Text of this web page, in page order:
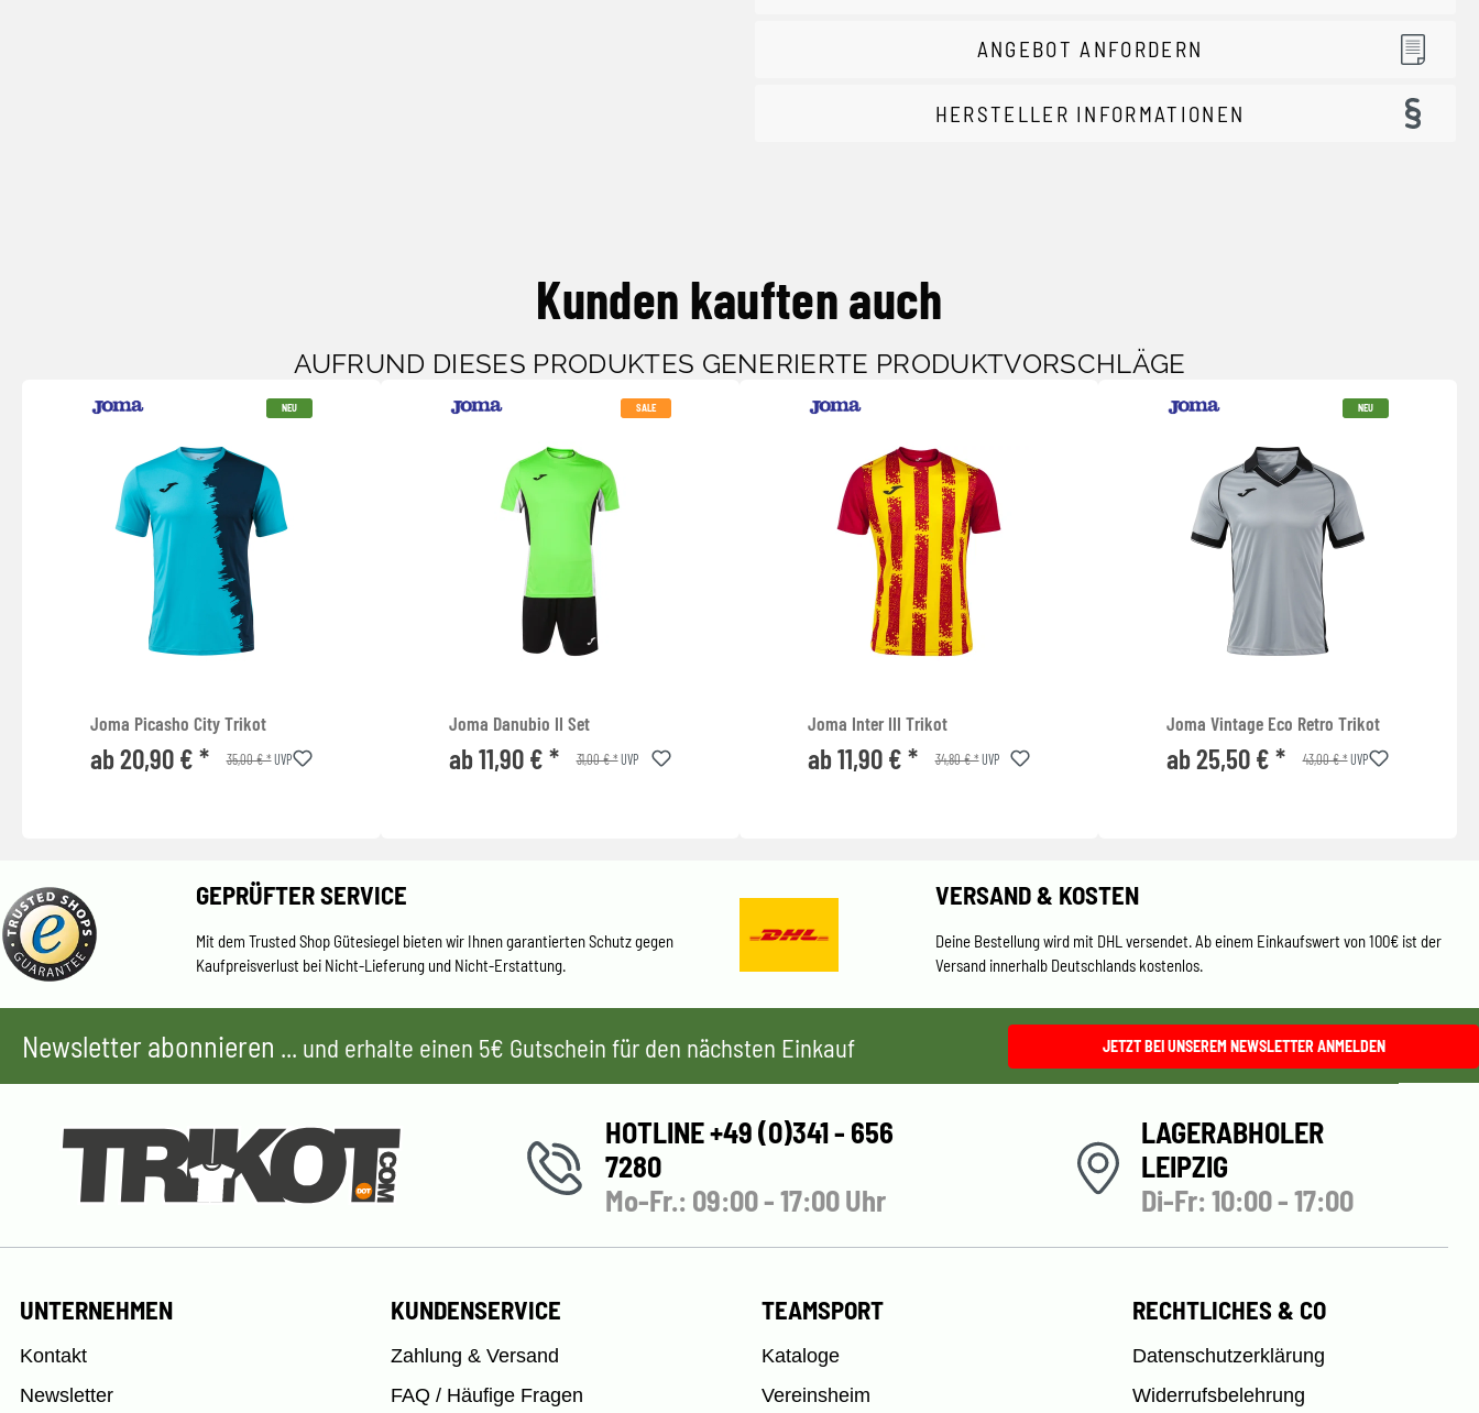
ANGEBOT ANFORDERN
HERSTELLER INFORMATIONEN
Kunden kauften auch
AUFRUND DIESES PRODUKTES GENERIERTE PRODUKTVORSCHLÄGE
NEU
Joma Picasho City Trikot
ab 20,90 € * 35,00 € *UVP
SALE
Joma Danubio II Set
ab 11,90 € * 31,00 € *UVP
Joma Inter III Trikot
ab 11,90 € * 34,80 € *UVP
NEU
Joma Vintage Eco Retro Trikot
ab 25,50 € * 43,00 € *UVP
GEPRÜFTER SERVICE
Mit dem Trusted Shop Gütesiegel bieten wir Ihnen garantierten Schutz gegen
Kaufpreisverlust bei Nicht-Lieferung und Nicht-Erstattung.
VERSAND & KOSTEN
Deine Bestellung wird mit DHL versendet. Ab einem Einkaufswert von 100€ ist der
Versand innerhalb Deutschlands kostenlos.
Newsletter abonnieren ... und erhalte einen 5€ Gutschein für den nächsten Einkauf JETZT BEI UNSEREM NEWSLETTER ANMELDEN
HOTLINE +49 (0)341 - 656
7280
Mo-Fr.: 09:00 - 17:00 Uhr
LAGERABHOLER
LEIPZIG
Di-Fr: 10:00 - 17:00
UNTERNEHMEN
Kontakt
Newsletter
KUNDENSERVICE
Zahlung & Versand
FAQ / Häufige Fragen
TEAMSPORT
Kataloge
Vereinsheim
RECHTLICHES & CO
Datenschutzerklärung
Widerrufsbelehrung